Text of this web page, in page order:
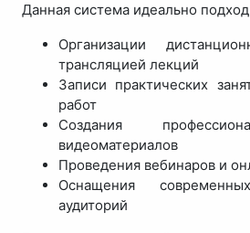
Данная система идеально
Организации
трансляцией лекций
Записи практических
работ
Создания
видеоматериалов
Проведения вебинаров и
Оснащения
аудиторий